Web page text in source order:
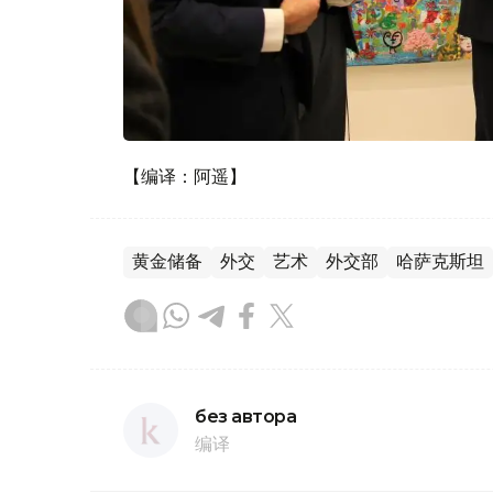
【编译：阿遥】
黄金储备 外交 艺术 外交部 哈萨克斯坦
без автора
编译